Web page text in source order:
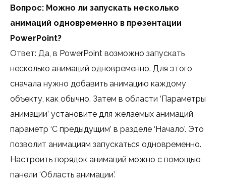
Вопрос: Можно ли запускать несколько
анимаций одновременно в презентации
PowerPoint?
Ответ: Да, в PowerPoint возможно запускать
несколько анимаций одновременно. Для этого
сначала нужно добавить анимацию каждому
объекту, как обычно. Затем в области ‘Параметры
анимации’ установите для желаемых анимаций
параметр ‘С предыдущим’ в разделе ‘Начало’. Это
позволит анимациям запускаться одновременно.
Настроить порядок анимаций можно с помощью
панели ‘Область анимации’.